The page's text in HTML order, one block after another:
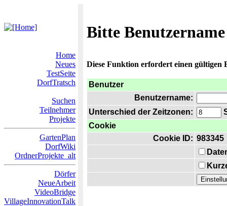
Bitte
Home
Neues
TestSeite
DorfTratsch
Suchen
Teilnehmer
Projekte
GartenPlan
DorfWiki
OrdnerProjekte_alt
Dörfer
NeueArbeit
VideoBridge
VillageInnovationTalk
Diese Funktion erfordert einen gültigen
Benutzer
Benutzername:
Unterschied der Zeitzonen:
Cookie
Cookie ID: 983345